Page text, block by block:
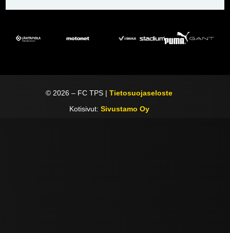
©2026 – FC TPS |Tietosuojaseloste
Kotisivut: Sivustamo Oy